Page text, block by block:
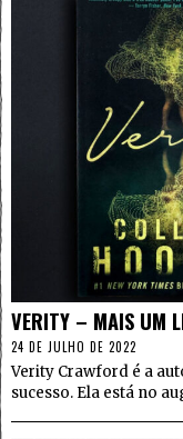
VERITY – MAIS UM
24 DE JULHO DE 2022
Verity Crawford é a
sucesso. Ela está no